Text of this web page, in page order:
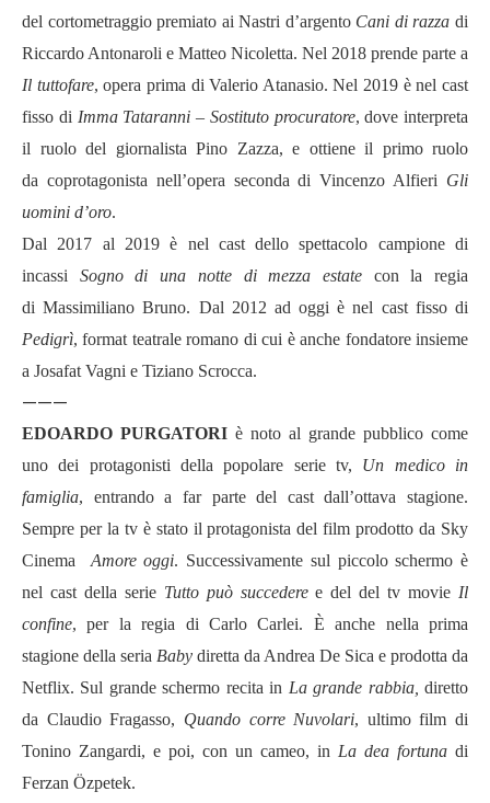
del cortometraggio premiato ai Nastri d’argento Cani di razza di
Riccardo Antonaroli e Matteo Nicoletta. Nel 2018 prende parte a
Il tuttofare, opera prima di Valerio Atanasio. Nel 2019 è nel cast
fisso di Imma Tataranni – Sostituto procuratore, dove interpreta
il ruolo del giornalista Pino Zazza, e ottiene il primo ruolo
da coprotagonista nell’opera seconda di Vincenzo Alfieri Gli
uomini d’oro.
Dal 2017 al 2019 è nel cast dello spettacolo campione di
incassi
Sogno di una notte di mezza estate
con la regia
di Massimiliano Bruno. Dal 2012 ad oggi è nel cast fisso di
Pedigrì, format teatrale romano di cui è anche fondatore insieme
a Josafat Vagni e Tiziano Scrocca.
———
EDOARDO PURGATORI è noto al grande pubblico come
uno dei protagonisti della popolare serie tv,
Un medico in
famiglia, entrando a far parte del cast dall’ottava stagione.
Sempre per la tv è stato il protagonista del film prodotto da Sky
Cinema
Amore oggi. Successivamente sul piccolo schermo è
nel cast della serie Tutto può succedere e del del tv movie Il
confine, per la regia di Carlo Carlei. È anche nella prima
stagione della seria Baby diretta da Andrea De Sica e prodotta da
Netflix. Sul grande schermo recita in La grande rabbia, diretto
da Claudio Fragasso, Quando corre Nuvolari, ultimo film di
Tonino Zangardi, e poi, con un cameo, in La dea fortuna di
Ferzan Özpetek.